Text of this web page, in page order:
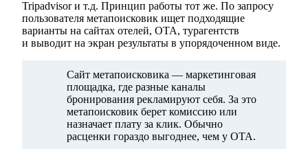
Tripadvisor и т.д. Принцип работы тот же. По запросу
пользователя метапоисковик ищет подходящие
варианты на сайтах отелей, ОТА, турагентств
и выводит на экран результаты в упорядоченном виде.
Сайт метапоисковика — маркетинговая
площадка, где разные каналы
бронирования рекламируют себя. За это
метапоисковик берет комиссию или
назначает плату за клик. Обычно
расценки гораздо выгоднее, чем у ОТА.